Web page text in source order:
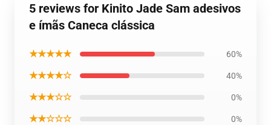
5 reviews for Kinito Jade Sam adesivos
e ímãs Caneca clássica
★★★★★ 60%
★★★★☆ 40%
★★★☆☆ 0%
★★☆☆☆ 0%